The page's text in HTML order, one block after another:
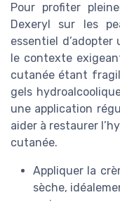
Pour profiter
Dexeryl sur les
essentiel
le contexte
cutanée étant
gels
une application
aider à restaurer
cutanée.
Appliquer la
sèche,